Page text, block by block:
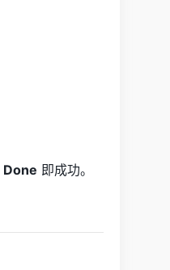
Done 即成功。